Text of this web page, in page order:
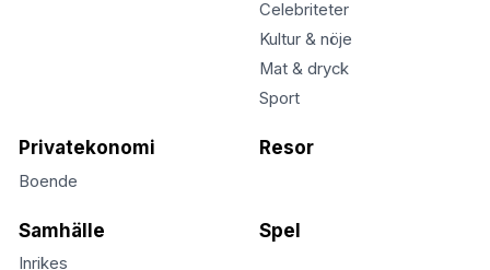
Celebriteter
Kultur & nöje
Mat & dryck
Sport
Privatekonomi
Boende
Resor
Samhälle
Inrikes
Spel